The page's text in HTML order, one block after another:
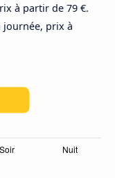
à partir de 79 €.
journée, prix à